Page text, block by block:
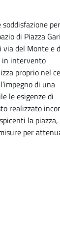
per
di Piazza
via del Monte e
in intervento
proprio nel
di una
le esigenze di
realizzato
la piazza,
per